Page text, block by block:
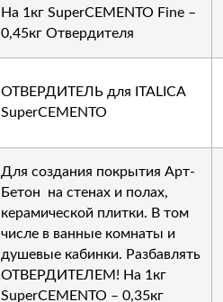
На 1кг SuperCEMENTO Fine –
0,45кг Отвердителя
ОТВЕРДИТЕЛЬ для ITALICA
SuperCEMENTO
Для создания покрытия Арт-
Бетон на стенах и полах,
керамической плитки. В том
числе в ванные комнаты и
душевые кабинки. Разбавлять
ОТВЕРДИТЕЛЕМ! На 1кг
SuperCEMENTO – 0,35кг